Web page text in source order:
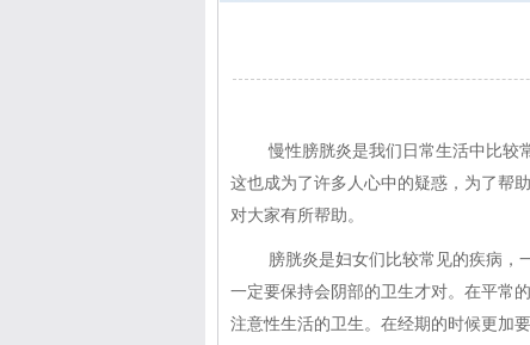
慢性膀胱炎是我们日常生活中比较
这也成为了许多人心中的疑惑，为了帮
对大家有所帮助。
膀胱炎是妇女们比较常见的疾病，
一定要保持会阴部的卫生才对。在平常
注意性生活的卫生。在经期的时候更加